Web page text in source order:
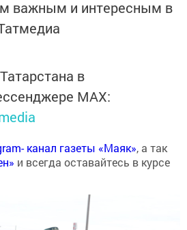
важным и интересным в
в
MАХ:
канал газеты «Маяк», а так
и всегда оставайтесь в курсе